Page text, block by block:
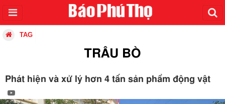
TAG
TRÂU BÒ
Phát hiện và xử lý hơn 4 tấn sản phẩm động vật